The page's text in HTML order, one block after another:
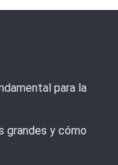
para la
grandes y cómo